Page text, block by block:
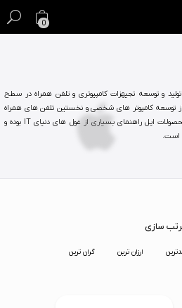
0
تولید و توسعه تجیهزات کامپیوتری و تلفن همراه در سطح
توسعه کامپوتر های شخصی و نخستین تلفن های همراه
هوشمند در تاریخ است. الگوی توسعه و محصولات اپل راهنمای بسیاری از غول های دنیای IT بوده و
است.
سازی
ارزان ترین گران ترین